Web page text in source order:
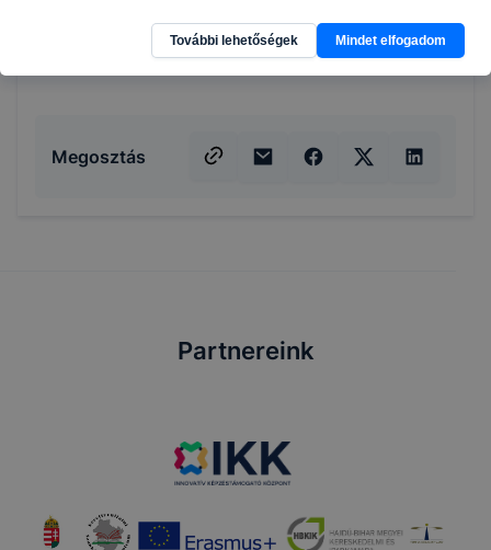
Megosztás
Partnereink
További lehetőségek Mindet elfogadom